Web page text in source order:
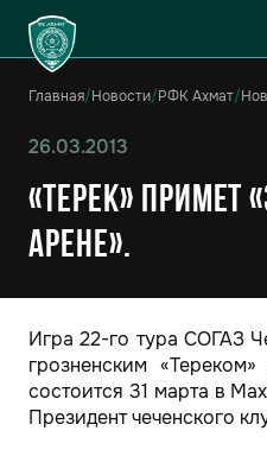
Главная/Новости/РФК Ахмат/
26.03.2013
«Терек» примет
Арене».
Игра 22-го тура СОГАЗ
грозненским
состоится 31 марта в
Президент чеченского